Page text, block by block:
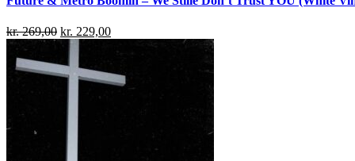
kr.269,00 kr. 229,00